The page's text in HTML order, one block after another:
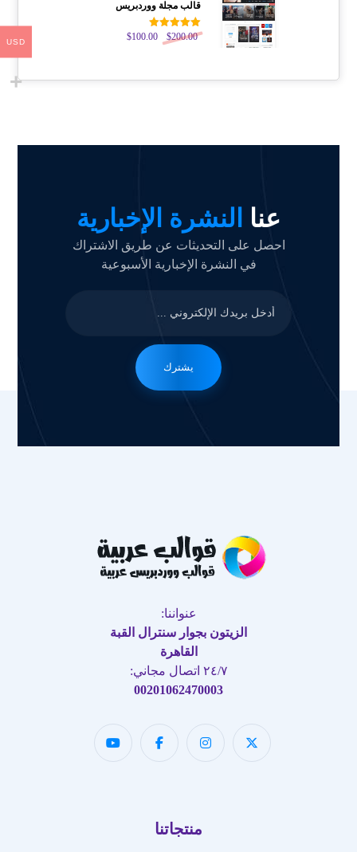
قالب مجلة ووردبريس
تم التقييم
من 5
$200.00
$100.00
عنا النشرة الإخبارية
احصل على التحديثات عن طريق الاشتراك
في النشرة الإخبارية الأسبوعية
يشترك
عنواننا:
الزيتون بجوار سنترال القبة
القاهرة
٢٤/٧ اتصال مجاني:
00201062470003
منتجاتنا
USD